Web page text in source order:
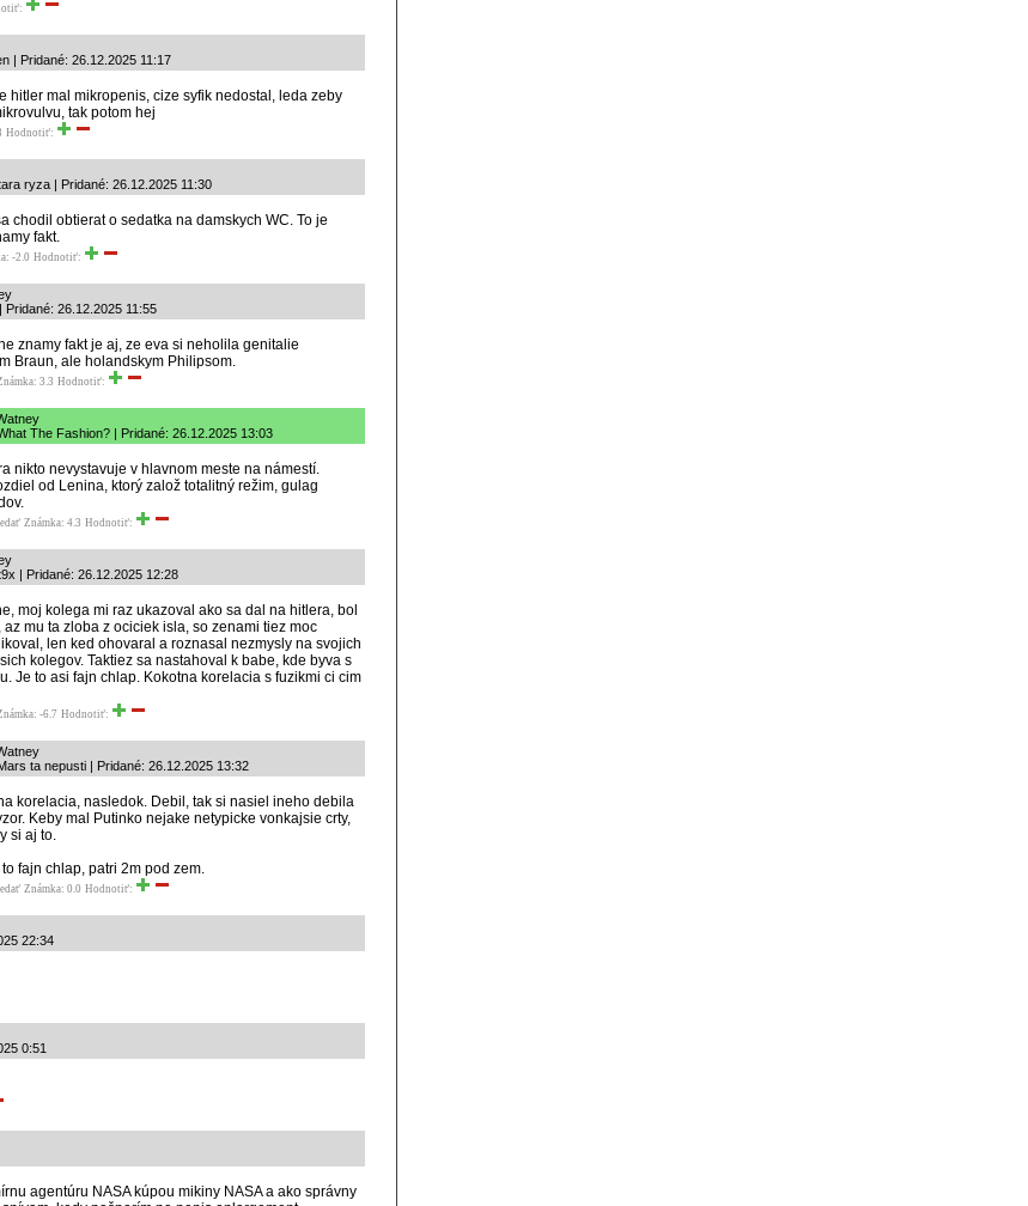
| Pridané: 26.12.2025 11:17
hitler mal mikropenis, cize syfik nedostal, leda zeby
tak potom hej
Hodnotiť:
ryza | Pridané: 26.12.2025 11:30
chodil obtierat o sedatka na damskych WC. To je
fakt.
-2.0 Hodnotiť:
Pridané: 26.12.2025 11:55
znamy fakt je aj, ze eva si neholila genitalie
Braun, ale holandskym Philipsom.
3.3 Hodnotiť:
The Fashion? | Pridané: 26.12.2025 13:03
nikto nevystavuje v hlavnom meste na námestí.
od Lenina, ktorý založ totalitný režim, gulag
Známka: 4.3 Hodnotiť:
| Pridané: 26.12.2025 12:28
moj kolega mi raz ukazoval ako sa dal na hitlera, bol
az mu ta zloba z ociciek isla, so zenami tiez moc
len ked ohovaral a roznasal nezmysly na svojich
kolegov. Taktiez sa nastahoval k babe, kde byva s
Je to asi fajn chlap. Kokotna korelacia s fuzikmi ci cim
-6.7 Hodnotiť:
ta nepusti | Pridané: 26.12.2025 13:32
korelacia, nasledok. Debil, tak si nasiel ineho debila
Keby mal Putinko nejake netypicke vonkajsie crty,
si aj to.
to fajn chlap, patri 2m pod zem.
Známka: 0.0 Hodnotiť:
22:34
0:51
agentúru NASA kúpou mikiny NASA a ako správny